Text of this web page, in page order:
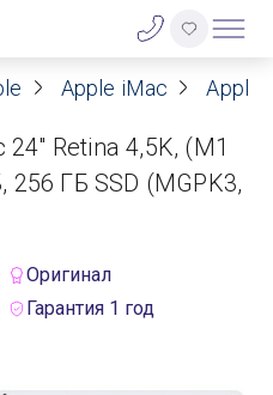
Apple iMac Apple
Retina 4,5K, (M1
256 ГБ SSD (MGPK3,
Оригинал
Гарантия 1 год